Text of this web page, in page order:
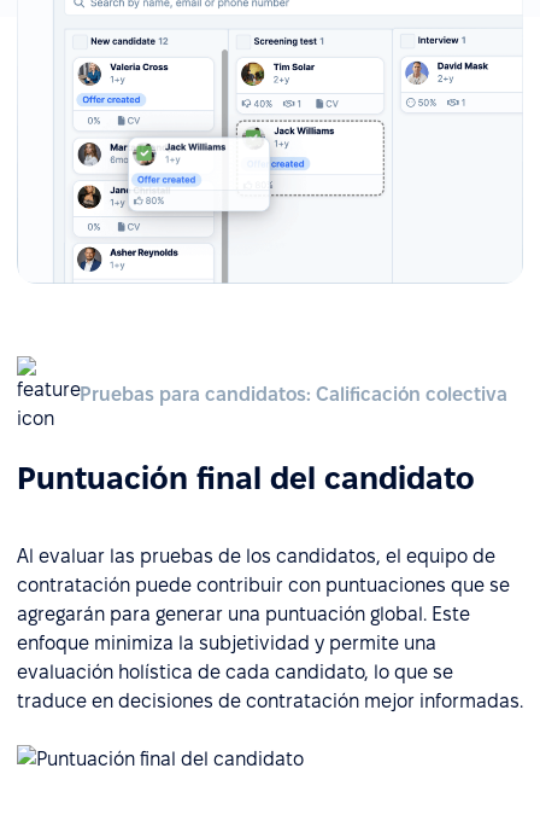
Pruebas para candidatos: Calificación colectiva
Puntuación final del candidato
Al evaluar las pruebas de los candidatos, el equipo de
contratación puede contribuir con puntuaciones que se
agregarán para generar una puntuación global. Este
enfoque minimiza la subjetividad y permite una
evaluación holística de cada candidato, lo que se
traduce en decisiones de contratación mejor informadas.